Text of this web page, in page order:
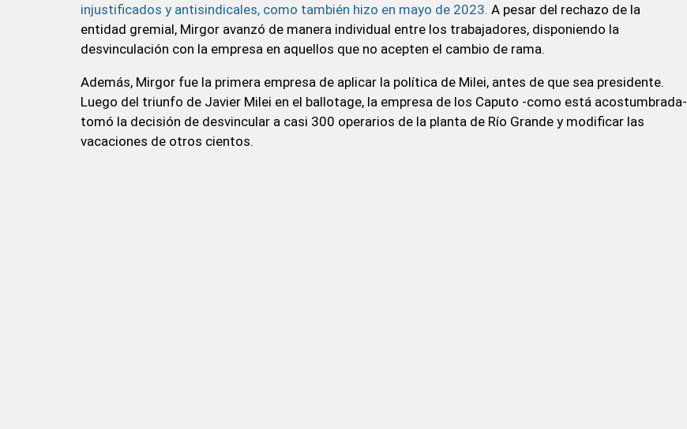
injustificados y antisindicales, como también hizo en mayo de 2023. A pesar del rechazo de la
entidad gremial, Mirgor avanzó de manera individual entre los trabajadores, disponiendo la
desvinculación con la empresa en aquellos que no acepten el cambio de rama.
Además, Mirgor fue la primera empresa de aplicar la política de Milei, antes de que sea presidente.
Luego del triunfo de Javier Milei en el ballotage, la empresa de los Caputo -como está acostumbrada-
tomó la decisión de desvincular a casi 300 operarios de la planta de Río Grande y modificar las
vacaciones de otros cientos.